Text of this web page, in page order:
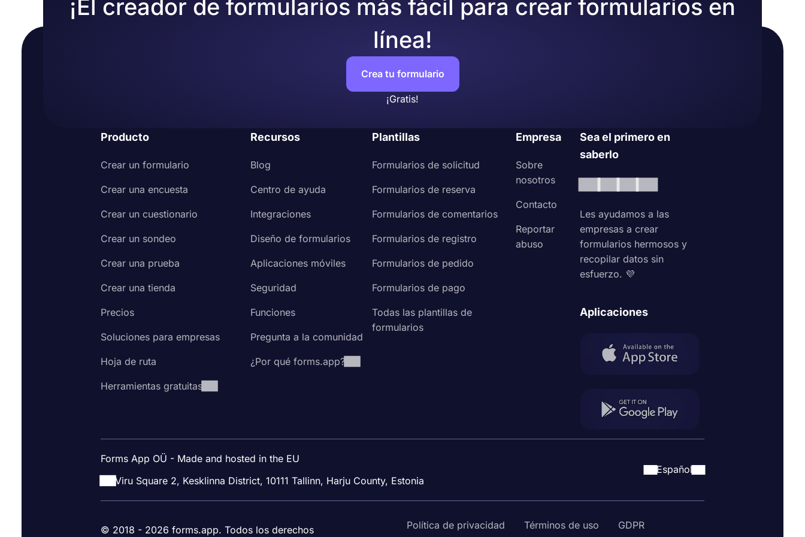
¡El creador de formularios más fácil para crear formularios en
línea!
Crea tu formulario
¡Gratis!
Producto
Crear un formulario
Crear una encuesta
Crear un cuestionario
Crear un sondeo
Crear una prueba
Crear una tienda
Precios
Soluciones para empresas
Hoja de ruta
Herramientas gratuitas
Recursos
Blog
Centro de ayuda
Integraciones
Diseño de formularios
Aplicaciones móviles
Seguridad
Funciones
Pregunta a la comunidad
¿Por qué forms.app?
Plantillas
Formularios de solicitud
Formularios de reserva
Formularios de comentarios
Formularios de registro
Formularios de pedido
Formularios de pago
Todas las plantillas de
formularios
Empresa
Sobre
nosotros
Contacto
Reportar
abuso
Sea el primero en
saberlo
Les ayudamos a las
empresas a crear
formularios hermosos y
recopilar datos sin
esfuerzo. 💜
Aplicaciones
Forms App OÜ - Made and hosted in the EU
Viru Square 2, Kesklinna District, 10111 Tallinn, Harju County, Estonia
Español
© 2018 - 2026 forms.app. Todos los derechos Política de privacidad Términos de uso GDPR